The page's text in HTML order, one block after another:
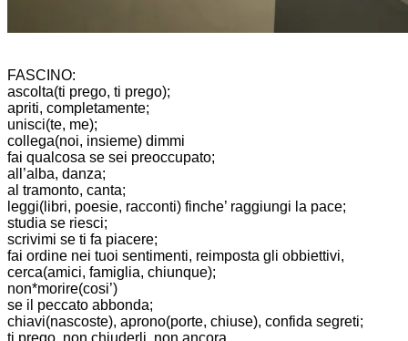
FASCINO:
ascolta(ti prego, ti prego);
apriti, completamente;
unisci(te, me);
collega(noi, insieme) dimmi
fai qualcosa se sei preoccupato;
all’alba, danza;
al tramonto, canta;
leggi(libri, poesie, racconti) finche’ raggiungi la pace;
studia se riesci;
scrivimi se ti fa piacere;
fai ordine nei tuoi sentimenti, reimposta gli obbiettivi,
cerca(amici, famiglia, chiunque);
non*morire(cosi’)
se il peccato abbonda;
chiavi(nascoste), aprono(porte, chiuse), confida segreti;
ti prego, non chiuderli, non ancora.